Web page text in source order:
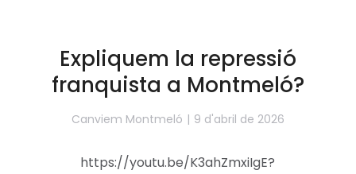
Expliquem la repressió
franquista a Montmeló?
Canviem Montmeló 9 d'abril de 2026
https://youtu.be/K3ahZmxiIgE?